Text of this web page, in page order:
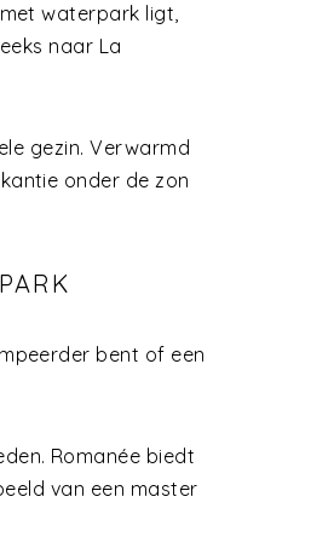
waterpark ligt,
naar La
gezin. Verwarmd
onder de zon
bent of een
Romanée biedt
van een master